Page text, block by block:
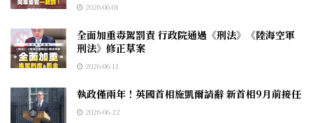
2026-06-01
全面加重毒駕罰責 行政院通過《刑法》《陸海空軍
刑法》修正草案
2026-06-11
執政僅兩年！英國首相施凱爾請辭 新首相9月前接任
2026-06-22